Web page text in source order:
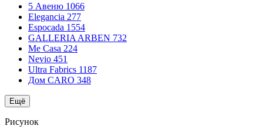
5 Авеню 1066
Elegancia 277
Espocada 1554
GALLERIA ARBEN 732
Me Casa 224
Nevio 451
Ultra Fabrics 1187
Дом CARO 348
Ещё
Рисунок